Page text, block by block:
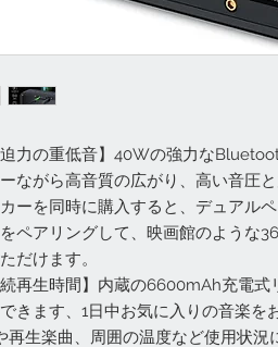
迫力の重低音】40Wの強力な
ながら高音質の広がり、高い音圧
ーを同時に購入すると、デュアル
ペアリングして、映画館のような
だけます。
続再生時間】内蔵の6600mAh充電式
きます、1日中お気に入りの音楽を
再生楽曲、周囲の温度など使用状況